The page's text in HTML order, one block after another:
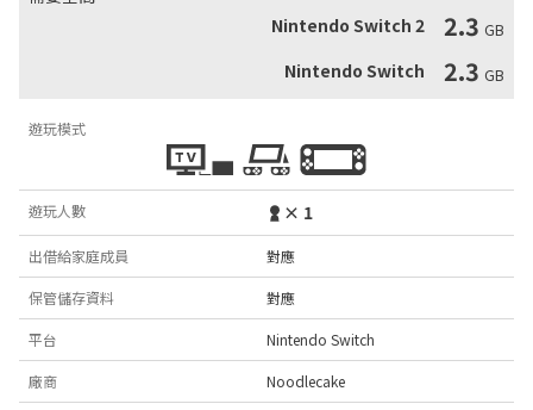
Nintendo Switch 2
2.3 GB
Nintendo Switch 2.3 GB
遊玩模式
遊玩人數 × 1
出借給家庭成員 對應
保管儲存資料 對應
平台 Nintendo Switch
廠商 Noodlecake